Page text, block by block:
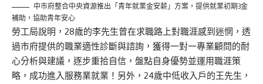
中市府整合中央資源推出「青年就業金安薪」方案，提供就業初期3金
補助，協助青年安心
勞工局說明，28歲的李先生曾在求職路上對職涯感到迷惘，透
過市府提供的職業適性診斷與諮詢，獲得一對一專業顧問的耐
心分析與建議，逐步重拾自信，盤點自身優勢並運用職涯策
略，成功進入服務業就業！另外，24歲中低收入戶的王先生，